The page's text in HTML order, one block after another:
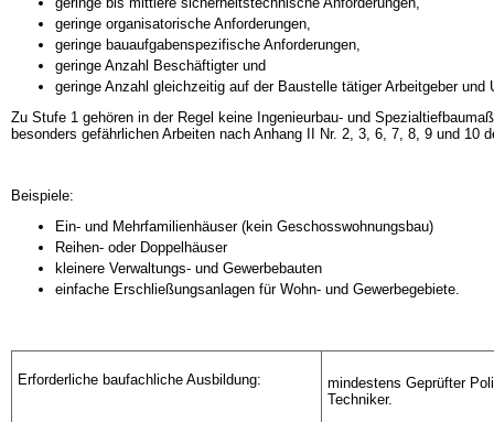
geringe organisatorische Anforderungen,
geringe bauaufgabenspezifische Anforderungen,
geringe Anzahl Beschäftigter und
geringe Anzahl gleichzeitig auf der Baustelle tätiger Arbeitgeber und
Zu Stufe 1 gehören in der Regel keine Ingenieurbau- und
besonders gefährlichen Arbeiten nach Anhang II Nr. 2, 3, 6, 7, 8, 9 und 10
Beispiele:
Ein- und Mehrfamilienhäuser (kein Geschosswohnungsbau)
Reihen- oder Doppelhäuser
kleinere Verwaltungs- und Gewerbebauten
einfache Erschließungsanlagen für Wohn- und Gewerbegebiete.
Erforderliche baufachliche Ausbildung:
mindestens Geprüfter
Techniker.